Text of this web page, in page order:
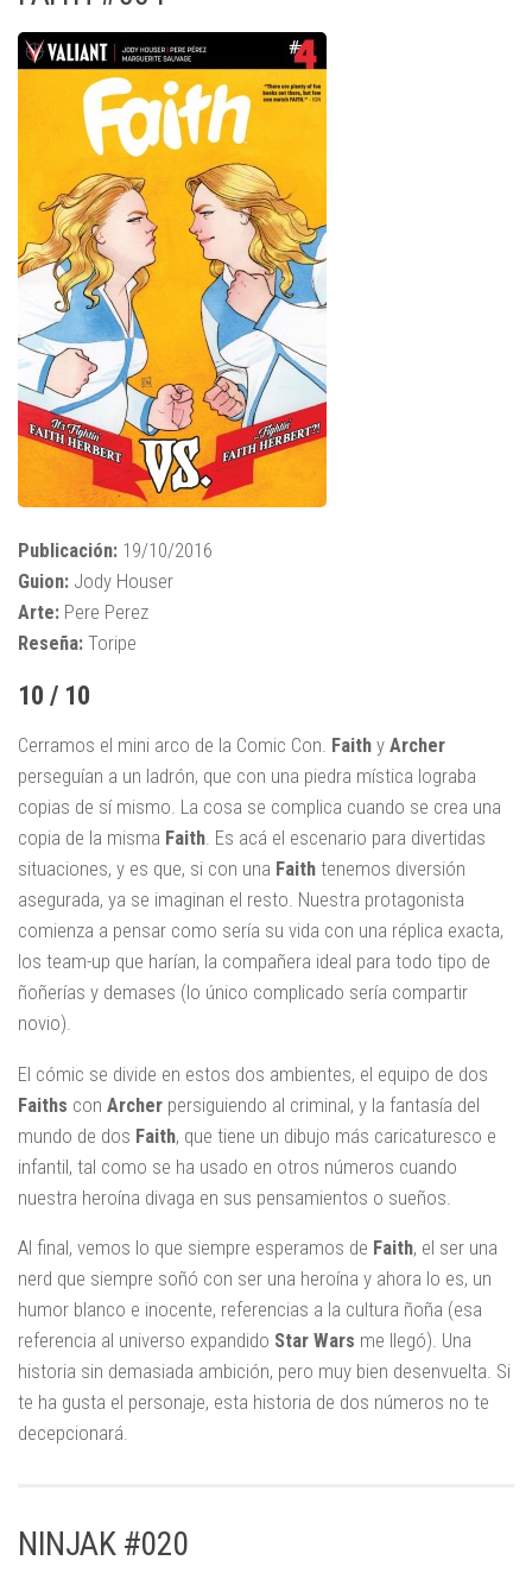
Publicación: 19/10/2016
Guion: Jody Houser
Arte: Pere Perez
Reseña: Toripe
10 / 10
Cerramos el mini arco de la Comic Con. Faith y Archer
perseguían a un ladrón, que con una piedra mística lograba
copias de sí mismo. La cosa se complica cuando se crea una
copia de la misma Faith. Es acá el escenario para divertidas
situaciones, y es que, si con una Faith tenemos diversión
asegurada, ya se imaginan el resto. Nuestra protagonista
comienza a pensar como sería su vida con una réplica exacta,
los team-up que harían, la compañera ideal para todo tipo de
ñoñerías y demases (lo único complicado sería compartir
novio).
El cómic se divide en estos dos ambientes, el equipo de dos
Faiths con Archer persiguiendo al criminal, y la fantasía del
mundo de dos Faith, que tiene un dibujo más caricaturesco e
infantil, tal como se ha usado en otros números cuando
nuestra heroína divaga en sus pensamientos o sueños.
Al final, vemos lo que siempre esperamos de Faith, el ser una
nerd que siempre soñó con ser una heroína y ahora lo es, un
humor blanco e inocente, referencias a la cultura ñoña (esa
referencia al universo expandido Star Wars me llegó). Una
historia sin demasiada ambición, pero muy bien desenvuelta. Si
te ha gusta el personaje, esta historia de dos números no te
decepcionará.
NINJAK #020